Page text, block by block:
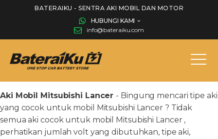
BATERAIKU - SENTRA AKI MOBIL DAN MOTOR
HUBUNGI KAMI
info@bateraiku.com
Aki Mobil Mitsubishi Lancer - Bingung mencari tipe aki
yang cocok untuk mobil Mitsubishi Lancer ? Tidak
semua aki cocok untuk mobil Mitsubishi Lancer ,
perhatikan jumlah volt yang dibutuhkan, tipe aki,